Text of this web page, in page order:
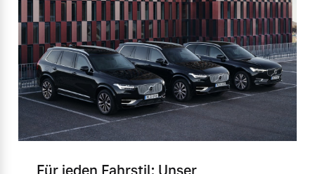
Für jeden Fahrstil: Unser